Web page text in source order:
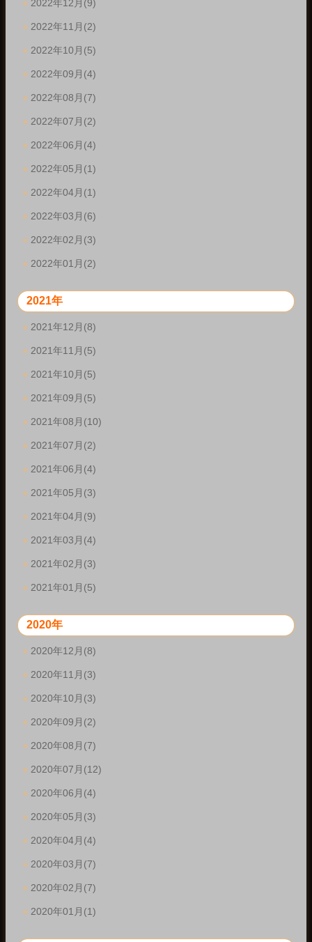
2022年12月(9)
2022年11月(2)
2022年10月(5)
2022年09月(4)
2022年08月(7)
2022年07月(2)
2022年06月(4)
2022年05月(1)
2022年04月(1)
2022年03月(6)
2022年02月(3)
2022年01月(2)
2021年
2021年12月(8)
2021年11月(5)
2021年10月(5)
2021年09月(5)
2021年08月(10)
2021年07月(2)
2021年06月(4)
2021年05月(3)
2021年04月(9)
2021年03月(4)
2021年02月(3)
2021年01月(5)
2020年
2020年12月(8)
2020年11月(3)
2020年10月(3)
2020年09月(2)
2020年08月(7)
2020年07月(12)
2020年06月(4)
2020年05月(3)
2020年04月(4)
2020年03月(7)
2020年02月(7)
2020年01月(1)